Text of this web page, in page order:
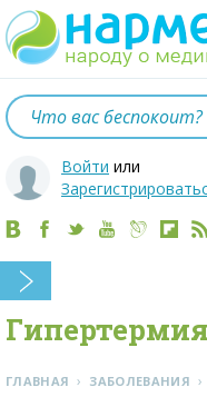
Войти или
Гипертермия
ГЛАВНАЯ › ЗАБОЛЕВАНИЯ ›